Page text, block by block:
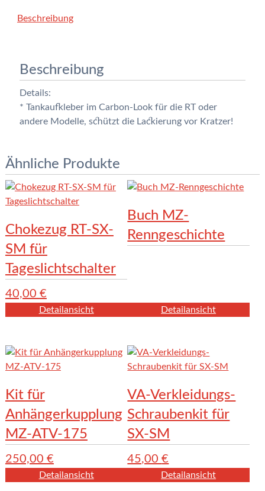
Beschreibung
Beschreibung
Details:
* Tankaufkleber im Carbon-Look für die RT oder
andere Modelle, schützt die Lackierung vor Kratzer!
Ähnliche Produkte
Chokezug RT-SX-
SM für
Tageslichtschalter
40,00 €
Detailansicht
Buch MZ-
Renngeschichte
Detailansicht
Kit für
Anhängerkupplung
MZ-ATV-175
250,00 €
Detailansicht
VA-Verkleidungs-
Schraubenkit für
SX-SM
45,00€
Detailansicht